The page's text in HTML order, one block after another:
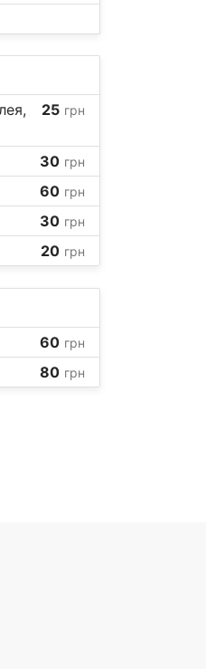
25 грн
30 грн
60 грн
30 грн
20 грн
60 грн
80 грн